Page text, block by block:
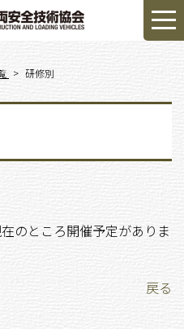
研修別
のところ開催予定がありま
戻る